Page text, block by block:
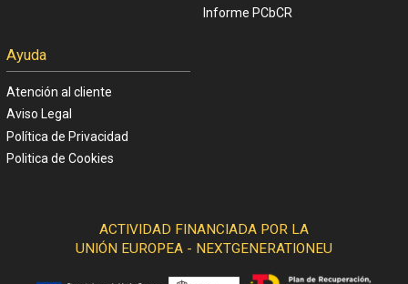
Informe PCbCR
Ayuda
Atención al cliente
Aviso Legal
Política de Privacidad
Politica de Cookies
ACTIVIDAD FINANCIADA POR LA
UNIÓN EUROPEA - NEXTGENERATIONEU